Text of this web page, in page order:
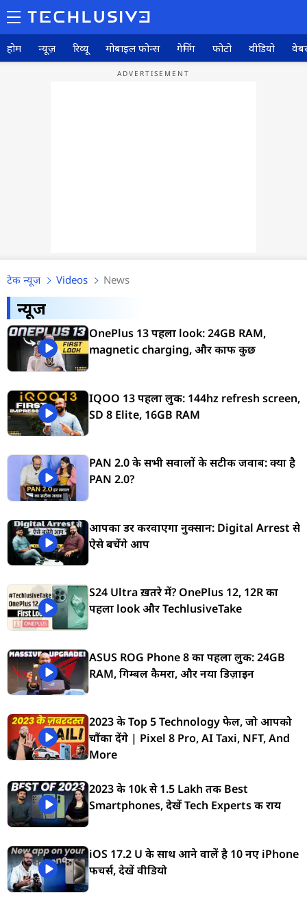
होम न्यूज़ रिव्यू मोबाइल फोन्स गेमिंग फोटो वीडियो
टेक न्यूज़ Videos News
न्यूज
OnePlus 13 पहला look: 24GB RAM,
magnetic charging, और काफी कुछ
IQOO 13 पहला लुक: 144hz refresh screen,
SD 8 Elite, 16GB RAM
PAN 2.0 के सभी सवालों के सटीक जवाब: क्या है
PAN 2.0?
आपका डर करवाएगा नुक्सान: Digital Arrest से
ऐसे बचेंगे आप
S24 Ultra ख़तरे में? OnePlus 12, 12R का
पहला look और TechlusiveTake
ASUS ROG Phone 8 का पहला लुक: 24GB
RAM, गिम्बल कैमरा, और नया डिज़ाइन
2023 के Top 5 Technology फेल, जो आपको
चौंका देंगे | Pixel 8 Pro, AI Taxi, NFT, And
More
2023 के 10k से 1.5 Lakh तक Best
Smartphones, देखें Tech Experts की राय
iOS 17.2 U के साथ आने वालें है 10 नए iPhone
फीचर्स, देखें वीडियो